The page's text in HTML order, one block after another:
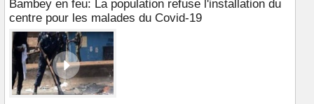
Bambey en feu: La population refuse l'installation du
centre pour les malades du Covid-19